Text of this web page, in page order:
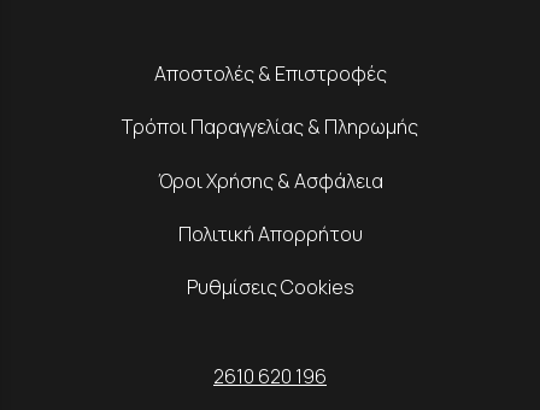
Αποστολές & Επιστροφές
Τρόποι Παραγγελίας & Πληρωμής
Όροι Χρήσης & Ασφάλεια
Πολιτική Απορρήτου
Ρυθμίσεις Cookies
2610 620 196